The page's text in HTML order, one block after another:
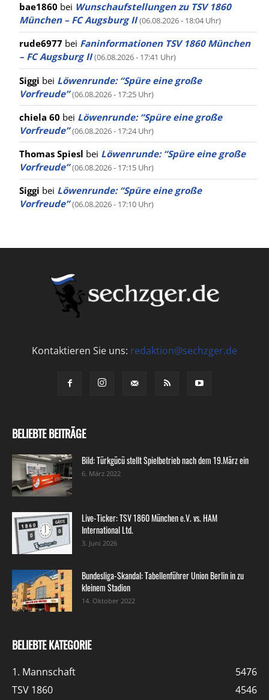
bae1860 bei Wunschaufstellungen zu TSV 1860
München – FC Augsburg II (06.08.2026 - 18:04 Uhr)
rude6977 bei Faninformationen TSV 1860 München
– FC Augsburg II (06.08.2026 - 17:41 Uhr)
Siggi bei Löwenrunde: “Spüre eine große
Vorfreude” (06.08.2026 - 17:25 Uhr)
chiela 60 bei Löwenrunde: “Spüre eine große
Vorfreude” (06.08.2026 - 17:24 Uhr)
Thomas Spiesl bei Löwenrunde: “Spüre eine große
Vorfreude” (06.08.2026 - 17:15 Uhr)
Siggi bei Löwenrunde: “Spüre eine große
Vorfreude” (06.08.2026 - 17:10 Uhr)
Kontaktieren Sie uns: redaktion@sechzger.de
BELIEBTE BEITRÄGE
Bild: Türkgücü stellt Spielbetrieb nach dem 19.März ein
6. März 2022
Live-Ticker: TSV 1860 München e.V. vs. HAM
International Ltd.
3. Juni 2026
Bundesliga-Skandal: Tabellenführer Union Berlin in zu
kleinem Stadion
14. Oktober 2022
BELIEBTE KATEGORIE
1. Mannschaft
5476
TSV 1860
4546